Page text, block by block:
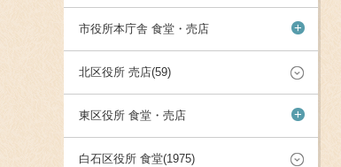
市役所本庁舎 食堂・売店 +
北区役所 売店(59)
東区役所 食堂・売店 +
白石区役所 食堂(1975)